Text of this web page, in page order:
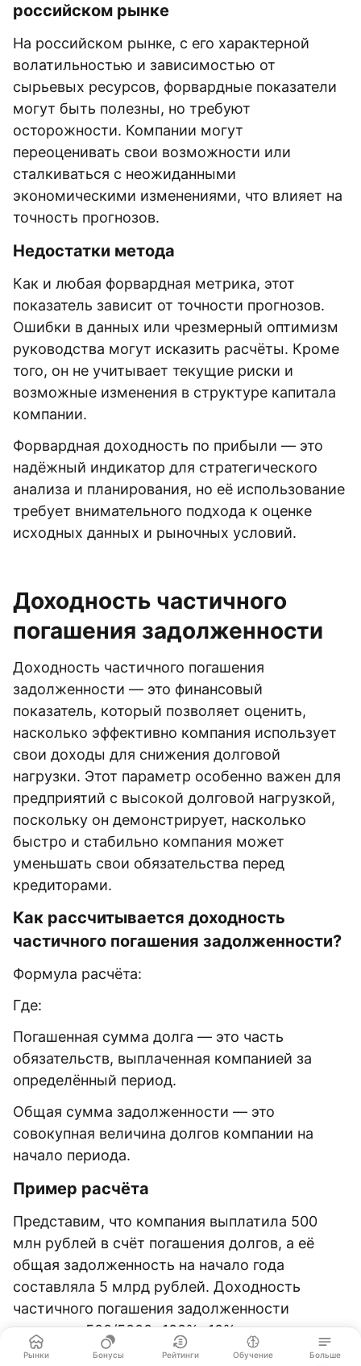
российском рынке
На российском рынке, с его характерной
волатильностью и зависимостью от
сырьевых ресурсов, форвардные показатели
могут быть полезны, но требуют
осторожности. Компании могут
переоценивать свои возможности или
сталкиваться с неожиданными
экономическими изменениями, что влияет на
точность прогнозов.
Недостатки метода
Как и любая форвардная метрика, этот
показатель зависит от точности прогнозов.
Ошибки в данных или чрезмерный оптимизм
руководства могут исказить расчёты. Кроме
того, он не учитывает текущие риски и
возможные изменения в структуре капитала
компании.
Форвардная доходность по прибыли — это
надёжный индикатор для стратегического
анализа и планирования, но её использование
требует внимательного подхода к оценке
исходных данных и рыночных условий.
Доходность частичного
погашения задолженности
Доходность частичного погашения
задолженности — это финансовый
показатель, который позволяет оценить,
насколько эффективно компания использует
свои доходы для снижения долговой
нагрузки. Этот параметр особенно важен для
предприятий с высокой долговой нагрузкой,
поскольку он демонстрирует, насколько
быстро и стабильно компания может
уменьшать свои обязательства перед
кредиторами.
Как рассчитывается доходность
частичного погашения задолженности?
Формула расчёта:
Где:
Погашенная сумма долга — это часть
обязательств, выплаченная компанией за
определённый период.
Общая сумма задолженности — это
совокупная величина долгов компании на
начало периода.
Пример расчёта
Представим, что компания выплатила 500
млн рублей в счёт погашения долгов, а её
общая задолженность на начало года
составляла 5 млрд рублей. Доходность
частичного погашения задолженности
составит: 500/5000×100%=10%.
Этот показатель отражает долю долга,
Рынки Бонусы Рейтинги Обучение Больше